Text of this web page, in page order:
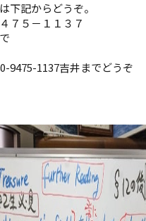
下記からどうぞ。
７５－１１３７
9475-1137吉井までどうぞ